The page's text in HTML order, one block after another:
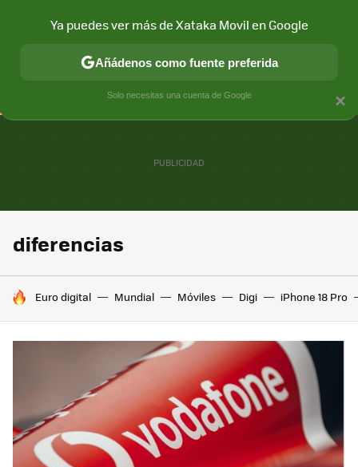
CONECTIVIDAD MÓVIL Y SOCIEDAD APLICACIONES
diferencias
HOY SE HABLA DE
Euro digital Mundial Móviles Digi iPhone 18 Pro
×
Ya puedes ver más de Xataka Movil en Google
Añádenos como fuente preferida
Solo necesitas una cuenta de Google